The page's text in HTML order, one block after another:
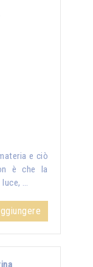
e ciò
è che la
luce, …